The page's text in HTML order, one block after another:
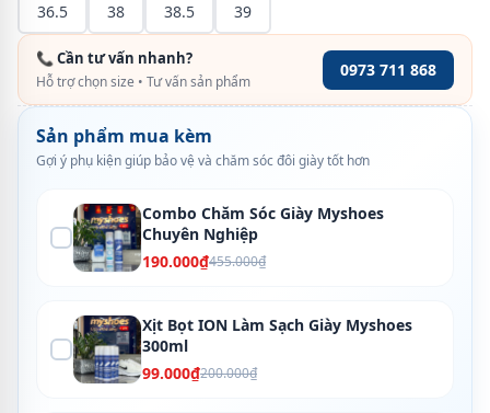
36.5 38 38.5 39
📞 Cần tư vấn nhanh?
Hỗ trợ chọn size • Tư vấn sản phẩm
0973 711 868
Sản phẩm mua kèm
Gợi ý phụ kiện giúp bảo vệ và chăm sóc đôi giày tốt hơn
Combo Chăm Sóc Giày Myshoes
Chuyên Nghiệp
190.000₫455.000₫
Xịt Bọt ION Làm Sạch Giày Myshoes
300ml
99.000₫200.000₫